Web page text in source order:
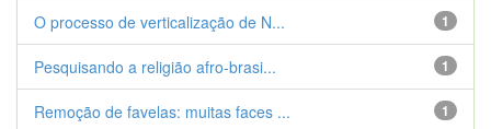
1
O processo de verticalização de N...
1
Pesquisando a religião afro-brasi...
1
Remoção de favelas: muitas faces ...